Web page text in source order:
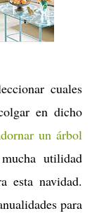
cuales
en dicho
un árbol
utilidad
esta navidad.
para